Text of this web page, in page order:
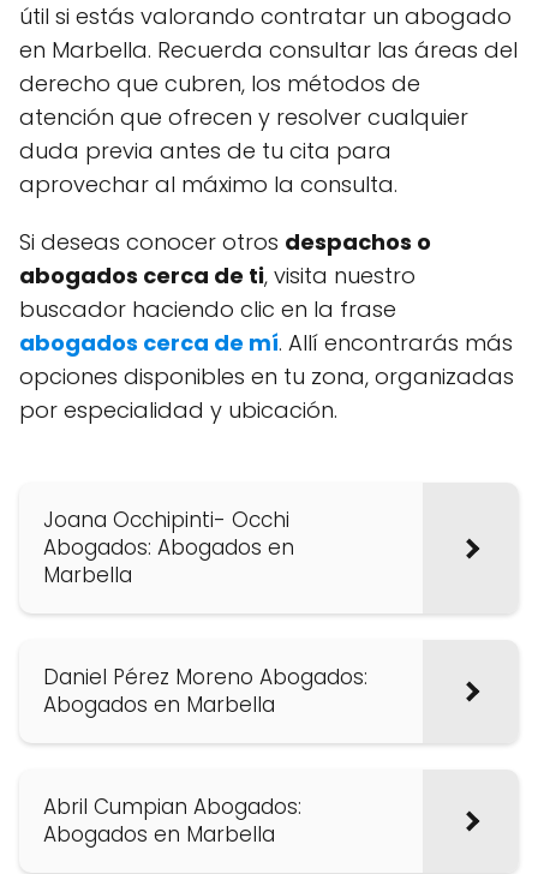
útil si estás valorando contratar un abogado
en Marbella. Recuerda consultar las áreas del
derecho que cubren, los métodos de
atención que ofrecen y resolver cualquier
duda previa antes de tu cita para
aprovechar al máximo la consulta.
Si deseas conocer otros despachos o
abogados cerca de ti, visita nuestro
buscador haciendo clic en la frase
abogados cerca de mí. Allí encontrarás más
opciones disponibles en tu zona, organizadas
por especialidad y ubicación.
Joana Occhipinti- Occhi
Abogados: Abogados en
Marbella
Daniel Pérez Moreno Abogados:
Abogados en Marbella
Abril Cumpian Abogados:
Abogados en Marbella